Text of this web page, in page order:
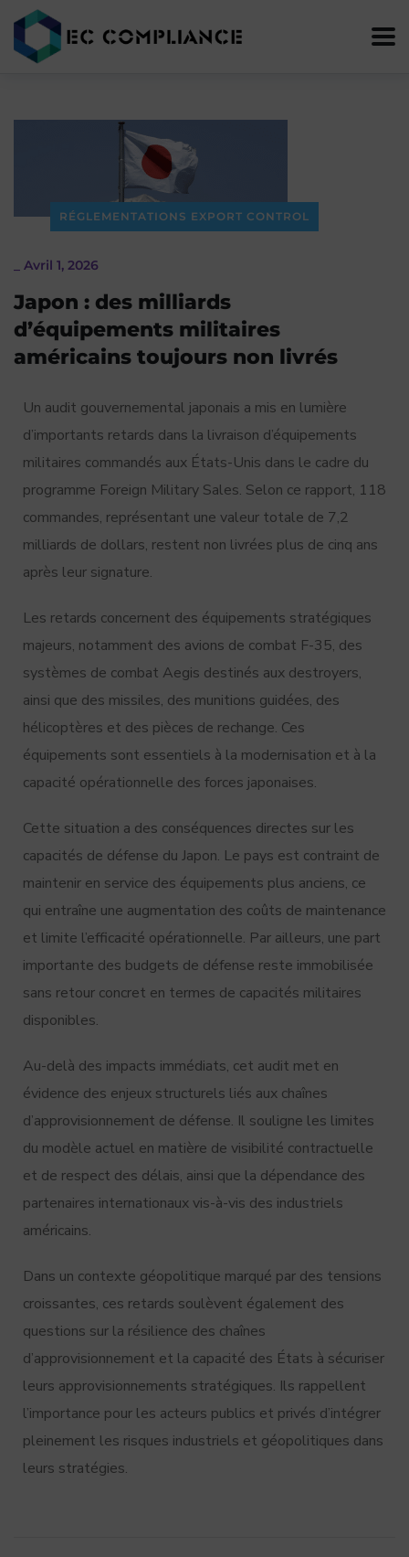
RÉGLEMENTATIONS EXPORT CONTROL
Avril 1, 2026
Japon : des milliards
d’équipements militaires
américains toujours non livrés
Un audit gouvernemental japonais a mis en lumière
d’importants retards dans la livraison d’équipements
militaires commandés aux États-Unis dans le cadre du
programme Foreign Military Sales. Selon ce rapport, 118
commandes, représentant une valeur totale de 7,2
milliards de dollars, restent non livrées plus de cinq ans
après leur signature.
Les retards concernent des équipements stratégiques
majeurs, notamment des avions de combat F-35, des
systèmes de combat Aegis destinés aux destroyers,
ainsi que des missiles, des munitions guidées, des
hélicoptères et des pièces de rechange. Ces
équipements sont essentiels à la modernisation et à la
capacité opérationnelle des forces japonaises.
Cette situation a des conséquences directes sur les
capacités de défense du Japon. Le pays est contraint de
maintenir en service des équipements plus anciens, ce
qui entraîne une augmentation des coûts de maintenance
et limite l’efficacité opérationnelle. Par ailleurs, une part
importante des budgets de défense reste immobilisée
sans retour concret en termes de capacités militaires
disponibles.
Au-delà des impacts immédiats, cet audit met en
évidence des enjeux structurels liés aux chaînes
d’approvisionnement de défense. Il souligne les limites
du modèle actuel en matière de visibilité contractuelle
et de respect des délais, ainsi que la dépendance des
partenaires internationaux vis-à-vis des industriels
américains.
Dans un contexte géopolitique marqué par des tensions
croissantes, ces retards soulèvent également des
questions sur la résilience des chaînes
d’approvisionnement et la capacité des États à sécuriser
leurs approvisionnements stratégiques. Ils rappellent
l’importance pour les acteurs publics et privés d’intégrer
pleinement les risques industriels et géopolitiques dans
leurs stratégies.